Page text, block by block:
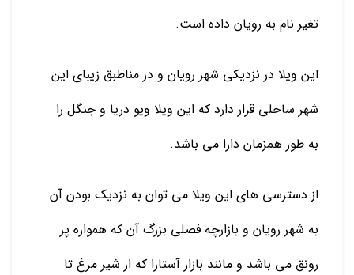
تغیر نام به رویان داده است.
این ویلا در نزدیکی شهر رویان و در مناطبق زیبای این
شهر ساحلی قرار دارد که این ویلا ویو دریا و جنگل را
به طور همزمان دارا می باشد.
از دسترسی های این ویلا می توان به نزدیک بودن آن
به شهر رویان و بازارچه فصلی بزرگ آن که همواره پر
رونق می باشد و مانند بازار آستارا که از شیر مرغ تا